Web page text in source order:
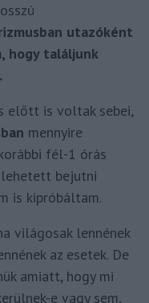
utazóként
hogy találjunk
előtt is voltak sebei,
mennyire
fél-1 órás
bejutni
is kipróbáltam.
világosak lennének
az esetek. De
amiatt, hogy mi
e vagy sem,